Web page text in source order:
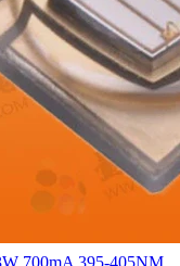
700mA 395-405NM